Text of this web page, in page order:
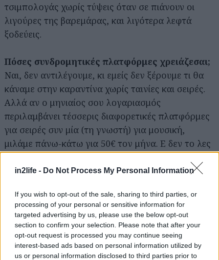
in2life - Do Not Process My Personal Information
If you wish to opt-out of the sale, sharing to third parties, or
processing of your personal or sensitive information for
targeted advertising by us, please use the below opt-out
section to confirm your selection. Please note that after your
opt-out request is processed you may continue seeing
interest-based ads based on personal information utilized by
us or personal information disclosed to third parties prior to
τσιμπολογάς χωρίς τύψεις όταν σε πιάνουν οι
λιγούρες της βαρεμάρας, και λιγότερα λεφτά
ξοδεύεις.
Πόσες συνδρομητικές πλατφόρμες χρειάζεσαι;
Ναι, δεν αντιλέγουμε, κι εμείς δεν ξέρουμε τι θα
κάναμε στην καραντίνα χωρίς ταινίες και σειρές.
Αλλά αν ο μηνιαίος σου λογαριασμός
περιλαμβάνει τέσσερις διαφορετικές πλατφόρμες
για σειρές συν μία (τη γνωστή) για μουσική,
μιλάμε πάνω-κάτω για 50€ τον μήνα. Ε δεν το λες
σε καθεμιά από τις πλατφόρμες και πόσα
παύση –όλες διαθέτουν λειτουργία παύσης, για
τους 2-3 μήνες που θέλεις να εξοικονομήσεις
λεφτά ή που (ω μη γένοιτο) σταματάς να έχεις
έσοδα. Όποτε θέλεις επιστρέφεις, no questions
asked που (ξανα)λέγαμε και στο χωριό.
Αναζήτηση
για...